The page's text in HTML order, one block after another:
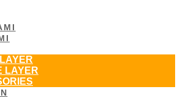
LAYER